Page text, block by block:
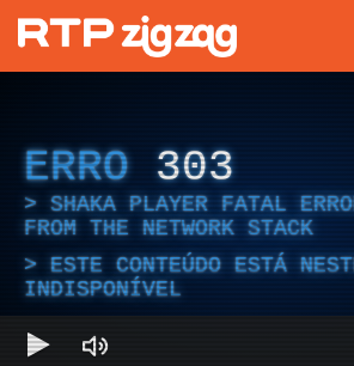
ERRO 303
SHAKA PLAYER FATAL
FROM THE NETWORK STACK
ESTE CONTEÚDO ESTÁ
INDISPONÍVEL